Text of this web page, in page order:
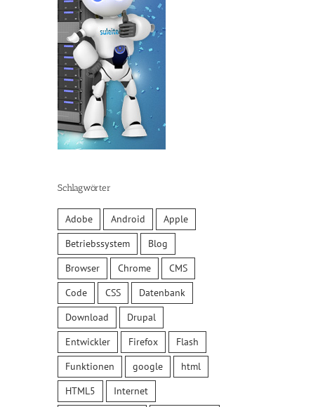
Schlagwörter
Adobe Android
Apple
Betriebssystem
Blog
Browser
Chrome
CMS
Code
CSS
Datenbank
Download
Drupal
Entwickler
Firefox
Flash
Funktionen
google
html
HTML5
Internet